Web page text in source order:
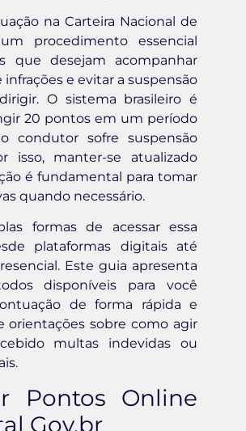
na Carteira Nacional de
procedimento essencial
que desejam acompanhar
e evitar a suspensão
O sistema brasileiro é
20 pontos em um período
condutor sofre suspensão
isso, manter-se atualizado
é fundamental para tomar
quando necessário.
formas de acessar essa
plataformas digitais até
Este guia apresenta
disponíveis para você
de forma rápida e
orientações sobre como agir
multas indevidas ou
Pontos Online
Gov.br